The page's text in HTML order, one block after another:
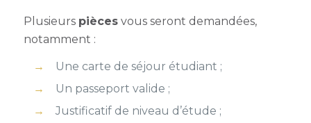
Plusieurs piècesvous seront demandées,
notamment :
Une carte de séjour étudiant ;
Un passeport valide ;
Justificatif de niveau d’étude ;